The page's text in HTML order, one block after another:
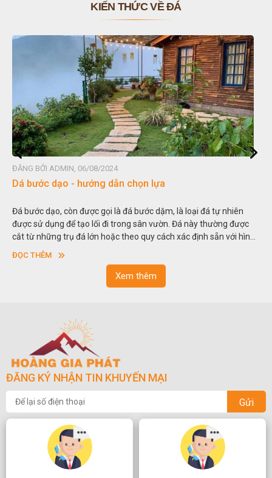
KIẾN THỨC VỀ ĐÁ
ĐĂNG BỞI ADMIN, 06/08/2024
Dá bước dạo - hướng dẫn chọn lựa
Đá bước dạo, còn được gọi là đá bước dặm, là loại đá tự nhiên
được sử dụng để tạo lối đi trong sân vườn. Đá này thường được
cắt từ những trụ đá lớn hoặc theo quy cách xác định sẵn với hình
vuông hoặc hình chữ nhật và có độ dày khác nhau.
ĐỌC THÊM
Xem thêm
ĐĂNG KÝ NHẬN TIN KHUYẾN MẠI
Gửi